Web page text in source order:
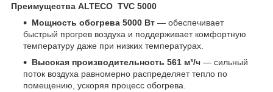
Преимущества ALTECO TVC 5000
Мощность обогрева 5000 Вт — обеспечивает
быстрый прогрев воздуха и поддерживает комфортную
температуру даже при низких температурах.
Высокая производительность 561 м³/ч — сильный
поток воздуха равномерно распределяет тепло по
помещению, ускоряя процесс обогрева.